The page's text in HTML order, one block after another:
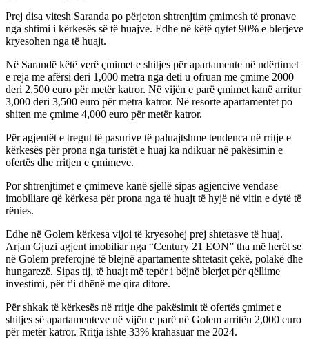
Prej disa vitesh Saranda po përjeton shtrenjtim çmimesh të pronave
nga shtimi i kërkesës së të huajve. Edhe në këtë qytet 90% e blerjeve
kryesohen nga të huajt.
Në Sarandë këtë verë çmimet e shitjes për apartamente në ndërtimet
e reja me afërsi deri 1,000 metra nga deti u ofruan me çmime 2000
deri 2,500 euro për metër katror. Në vijën e parë çmimet kanë arritur
3,000 deri 3,500 euro për metra katror. Në resorte apartamentet po
shiten me çmime 4,000 euro për metër katror.
Për agjentët e tregut të pasurive të paluajtshme tendenca në rritje e
kërkesës për prona nga turistët e huaj ka ndikuar në pakësimin e
ofertës dhe rritjen e çmimeve.
Por shtrenjtimet e çmimeve kanë sjellë sipas agjencive vendase
imobiliare që kërkesa për prona nga të huajt të hyjë në vitin e dytë të
rënies.
Edhe në Golem kërkesa vijoi të kryesohej prej shtetasve të huaj.
Arjan Gjuzi agjent imobiliar nga “Century 21 EON” tha më herët se
në Golem preferojnë të blejnë apartamente shtetasit çekë, polakë dhe
hungarezë. Sipas tij, të huajt më tepër i bëjnë blerjet për qëllime
investimi, për t’i dhënë me qira ditore.
Për shkak të kërkesës në rritje dhe pakësimit të ofertës çmimet e
shitjes së apartamenteve në vijën e parë në Golem arritën 2,000 euro
për metër katror. Rritja ishte 33% krahasuar me 2024.